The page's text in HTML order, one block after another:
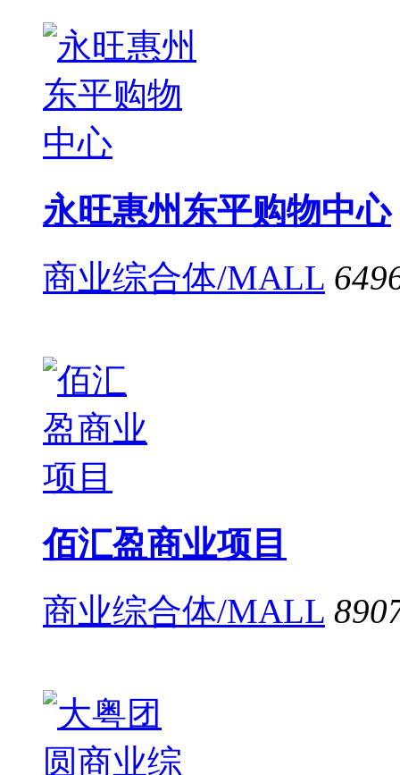
永旺惠州东平购物中心
商业综合体/MALL
佰汇盈商业项目
商业综合体/MALL